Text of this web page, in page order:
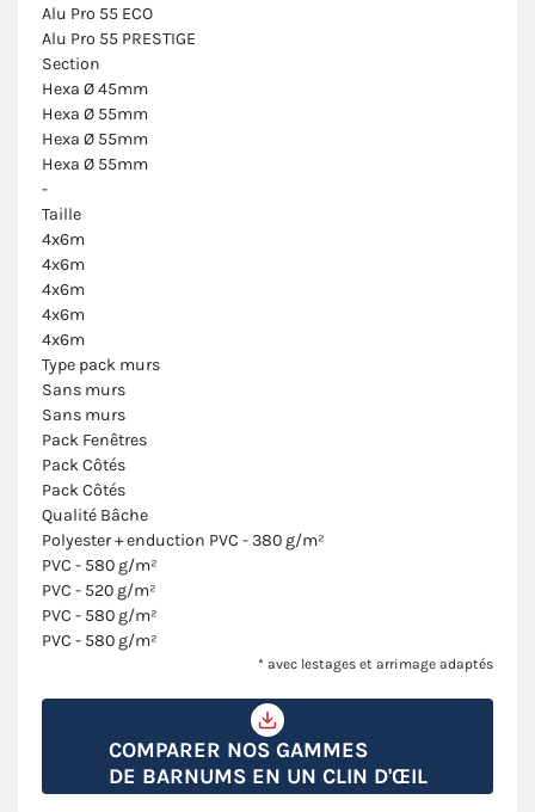
Alu Pro 55 ECO
Alu Pro 55 PRESTIGE
Section
Hexa Ø 45mm
Hexa Ø 55mm
Hexa Ø 55mm
Hexa Ø 55mm
-
Taille
4x6m
4x6m
4x6m
4x6m
4x6m
Type pack murs
Sans murs
Sans murs
Pack Fenêtres
Pack Côtés
Pack Côtés
Qualité Bâche
Polyester + enduction PVC - 380 g/m²
PVC - 580 g/m²
PVC - 520 g/m²
PVC - 580 g/m²
PVC - 580 g/m²
* avec lestages et arrimage adaptés
COMPARER NOS GAMMES
DE BARNUMS EN UN CLIN D'ŒIL